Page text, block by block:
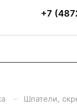
+7
Шпатели,